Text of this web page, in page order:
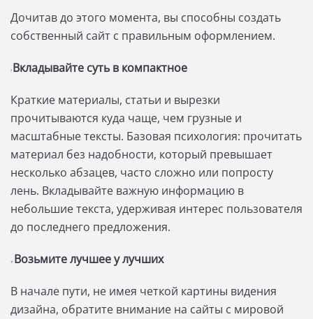
Дочитав до этого момента, вы способны создать
собственный сайт с правильным оформлением.
? Вкладывайте суть в компактное
Краткие материалы, статьи и вырезки
прочитываются куда чаще, чем грузные и
масштабные тексты. Базовая психология: прочитать
материал без надобности, который превышает
несколько абзацев, часто сложно или попросту
лень. Вкладывайте важную информацию в
небольшие текста, удерживая интерес пользователя
до последнего предложения.
⭐ Возьмите лучшее у лучших
В начале пути, не имея четкой картины видения
дизайна, обратите внимание на сайты с мировой